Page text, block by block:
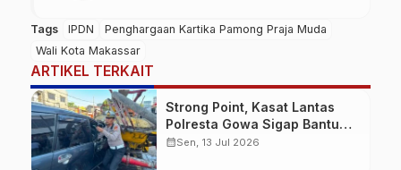
Tags IPDN
Penghargaan Kartika Pamong Praja Muda
Wali Kota Makassar
ARTIKEL TERKAIT
Strong Point, Kasat Lantas
Polresta Gowa Sigap Bantu
Korban Kecelakaan
calendar_monthSen, 13 Jul 2026